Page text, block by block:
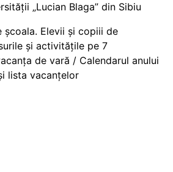
„Lucian Blaga” din Sibiu
școala. Elevii și copiii de
și activitățile pe 7
de vară / Calendarul anului
lista vacanțelor